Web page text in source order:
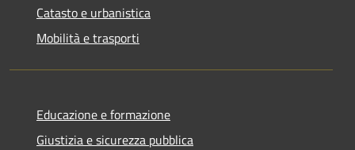
Catasto e urbanistica
Mobilità e trasporti
Educazione e formazione
Giustizia e sicurezza pubblica